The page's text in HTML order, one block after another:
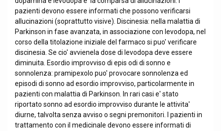
pazienti devono essere informati che possono verificarsi
allucinazioni (soprattutto visive). Discinesia: nella malattia di
Parkinson in fase avanzata, in associazione con levodopa, nel
corso della titolazione iniziale del farmaco si puo' verificare
discinesia. Se cio' avvienela dose di levodopa deve essere
diminuita. Esordio improvviso di epis odi di sonno e
sonnolenza: pramipexolo puo' provocare sonnolenza ed
episodi di sonno ad esordio improvviso, particolarmente in
pazienti con malattia di Parkinson. In rari casi e' stato
riportato sonno ad esordio improvviso durante le attivita'
diurne, talvolta senza avviso o segni premonitori. I pazienti in
trattamento con il medicinale devono essere informati di